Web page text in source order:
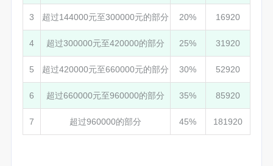
3 超过144000元至300000元的部分 20% 16920
4 超过300000元至420000的部分 25% 31920
5 超过420000元至660000元的部分 30% 52920
6 超过660000元至960000的部分 35% 85920
7 超过960000的部分 45% 181920